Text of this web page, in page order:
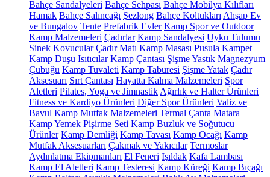
Bahçe Sandalyeleri Bahçe Sehpası Bahçe Mobilya Kılıfları
Hamak Bahçe Salıncağı Şezlong Bahçe Koltukları Ahşap Ev
ve Bungalov Tente Prefabrik Evler Kamp Spor ve Outdoor
Kamp Malzemeleri Çadırlar Kamp Sandalyesi Uyku Tulumu
Sinek Kovucular Çadır Matı Kamp Masası Pusula Kampet
Kamp Duşu Isıtıcılar Kamp Çantası Şişme Yastık Magnezyum
Çubuğu Kamp Tuvaleti Kamp Taburesi Şişme Yatak Çadır
Aksesuarı Sırt Çantası Hayatta Kalma Malzemeleri Spor
Aletleri Pilates, Yoga ve Jimnastik Ağırlık ve Halter Ürünleri
Fitness ve Kardiyo Ürünleri Diğer Spor Ürünleri Valiz ve
Bavul Kamp Mutfak Malzemeleri Termal Çanta Matara
Kamp Yemek Pişirme Seti Kamp Buzluk ve Soğutucu
Ürünler Kamp Demliği Kamp Tavası Kamp Ocağı Kamp
Mutfak Aksesuarları Çakmak ve Yakıcılar Termoslar
Aydınlatma Ekipmanları El Feneri Işıldak Kafa Lambası
Kamp El Aletleri Kamp Testeresi Kamp Küreği Kamp Bıçağı